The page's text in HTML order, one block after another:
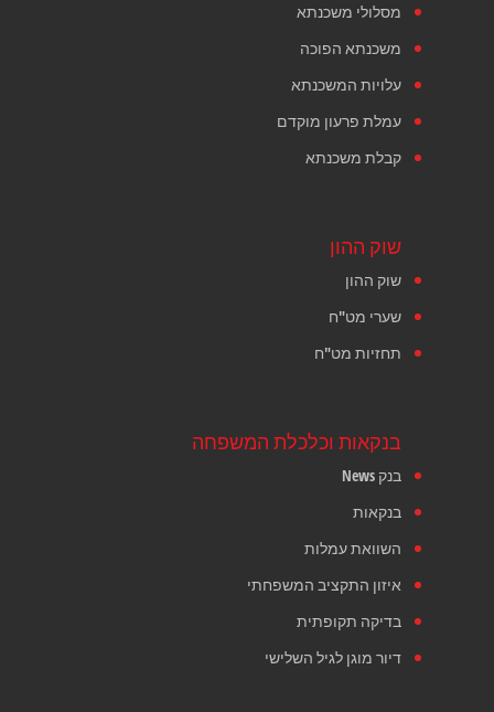
מסלולי משכנתא
משכנתא הפוכה
עלויות המשכנתא
עמלת פרעון מוקדם
קבלת משכנתא
שוק ההון
שוק ההון
שערי מט"ח
תחזיות מט"ח
בנקאות וכלכלת המשפחה
בנק News
בנקאות
השוואת עמלות
איזון התקציב המשפחתי
בדיקה תקופתית
דיור מוגן לגיל השלישי